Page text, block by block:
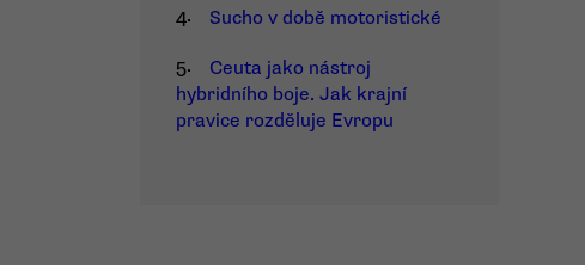
4.
Sucho v době motoristické
5.
Ceuta jako nástroj
hybridního boje. Jak krajní
pravice rozděluje Evropu